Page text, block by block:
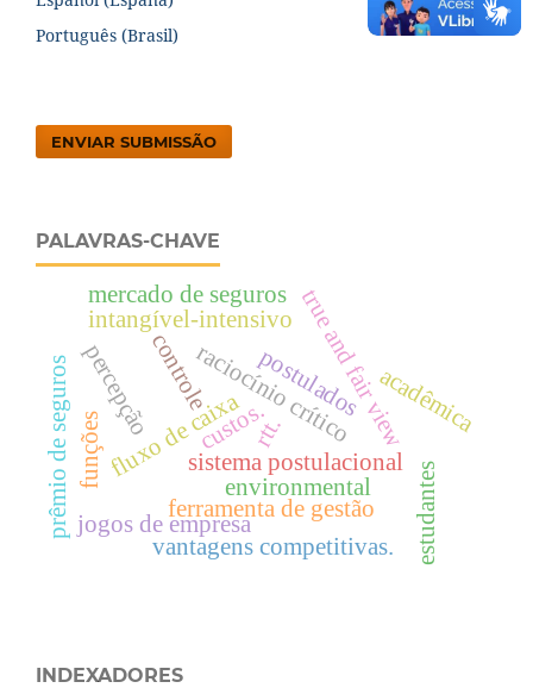
Português (Brasil)
ENVIAR SUBMISSÃO
PALAVRAS-CHAVE
environmental
sistema postulacional
fluxo de caixa
ferramenta de gestão
controleraciocínio crítico
jogos de empresa
funções
percepção
estudantes
postulados
true and fair view
vantagens competitivas.
acadêmica
custos.
prêmio de seguros rtt.
intangível-intensivo
mercado de seguros
INDEXADORES